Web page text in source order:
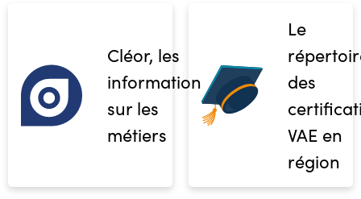
Cléor, les
informations
sur les
métiers
Le
des
VAE en
région